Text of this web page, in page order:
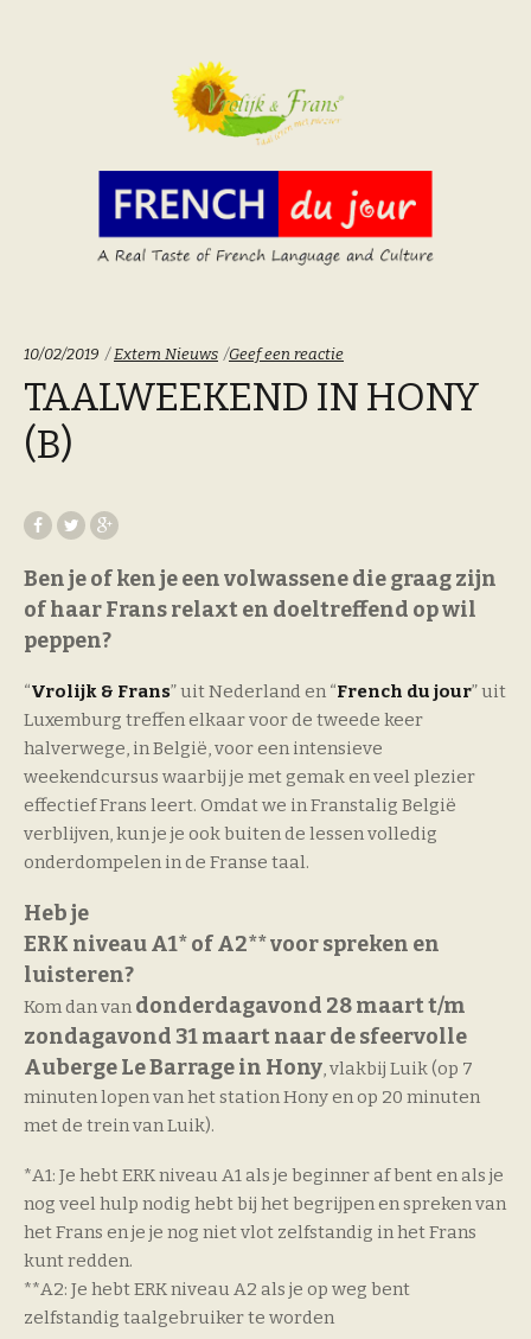
10/02/2019 Categoriën:
Extern Nieuws Geef een reactie
TAALWEEKEND IN HONY
(B)
Ben je of ken je een volwassene die graag zijn
of haar Frans relaxt en doeltreffend op wil
peppen?
“Vrolijk & Frans” uit Nederland en “French du jour” uit
Luxemburg treffen elkaar voor de tweede keer
halverwege, in België, voor een intensieve
weekendcursus waarbij je met gemak en veel plezier
effectief Frans leert. Omdat we in Franstalig België
verblijven, kun je je ook buiten de lessen volledig
onderdompelen in de Franse taal.
Heb je
ERK niveau A1* of A2** voor spreken en
luisteren?
Kom dan van donderdagavond 28 maart t/m
zondagavond 31 maart naar de sfeervolle
Auberge Le Barrage in Hony, vlakbij Luik (op 7
minuten lopen van het station Hony en op 20 minuten
met de trein van Luik).
*A1: Je hebt ERK niveau A1 als je beginner af bent en als je
nog veel hulp nodig hebt bij het begrijpen en spreken van
het Frans en je je nog niet vlot zelfstandig in het Frans
kunt redden.
**A2: Je hebt ERK niveau A2 als je op weg bent
zelfstandig taalgebruiker te worden